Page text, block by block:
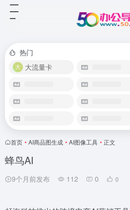
热门
大流量卡
首页 • AI商品图生成 • AI图像工具 • 正文
蜂鸟AI
9个月前发布 112 0 0